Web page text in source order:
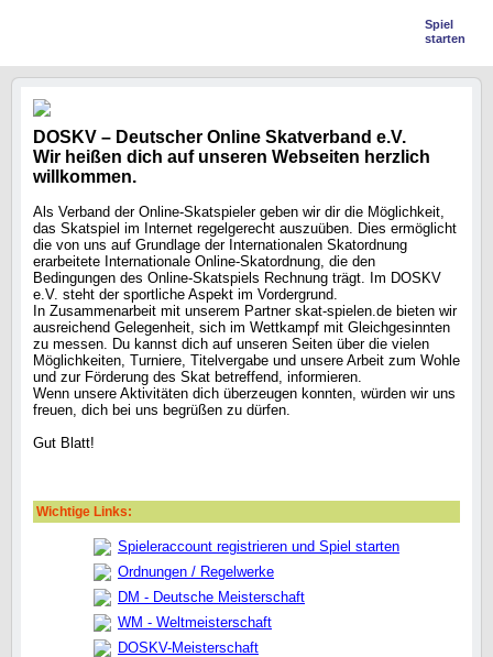
Spiel
starten
DOSKV – Deutscher Online Skatverband e.V.
Wir heißen dich auf unseren Webseiten herzlich
willkommen.
Als Verband der Online-Skatspieler geben wir dir die Möglichkeit,
das Skatspiel im Internet regelgerecht auszuüben. Dies ermöglicht
die von uns auf Grundlage der Internationalen Skatordnung
erarbeitete Internationale Online-Skatordnung, die den
Bedingungen des Online-Skatspiels Rechnung trägt. Im DOSKV
e.V. steht der sportliche Aspekt im Vordergrund.
In Zusammenarbeit mit unserem Partner skat-spielen.de bieten wir
ausreichend Gelegenheit, sich im Wettkampf mit Gleichgesinnten
zu messen. Du kannst dich auf unseren Seiten über die vielen
Möglichkeiten, Turniere, Titelvergabe und unsere Arbeit zum Wohle
und zur Förderung des Skat betreffend, informieren.
Wenn unsere Aktivitäten dich überzeugen konnten, würden wir uns
freuen, dich bei uns begrüßen zu dürfen.
Gut Blatt!
Wichtige Links:
Spieleraccount registrieren und Spiel starten
Ordnungen / Regelwerke
DM - Deutsche Meisterschaft
WM - Weltmeisterschaft
DOSKV-Meisterschaft